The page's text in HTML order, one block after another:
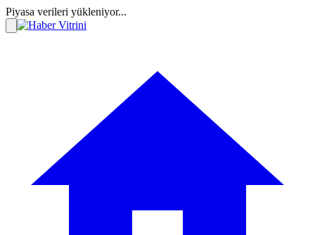
Piyasa verileri yükleniyor...